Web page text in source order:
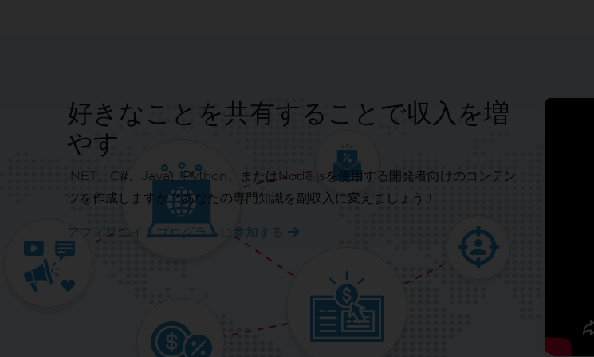
好きなことを共有することで収入を増
やす
.NET、C#、Java、Python、またはNode.jsを使用する開発者向けのコンテン
ツを作成しますか？あなたの専門知識を副収入に変えましょう！
アフィリエイトプログラムに参加する